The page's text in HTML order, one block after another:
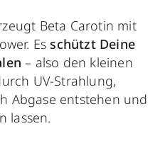
Beta Carotin mit
Es schützt Deine
– also den kleinen
UV-Strahlung,
Abgase entstehen und
lassen.